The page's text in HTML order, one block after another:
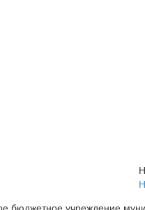
бюджетное учреждение